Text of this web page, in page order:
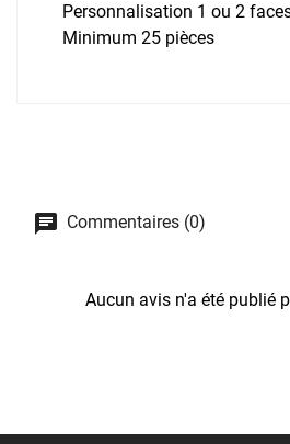
Personnalisation 1 ou 2
Minimum 25 pièces
Commentaires (0)
Aucun avis n'a été publié